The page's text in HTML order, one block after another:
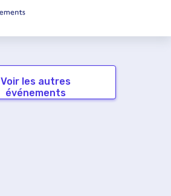
Voir les autres
événements